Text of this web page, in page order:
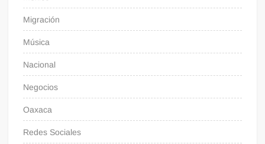
Migración
Música
Nacional
Negocios
Oaxaca
Redes Sociales